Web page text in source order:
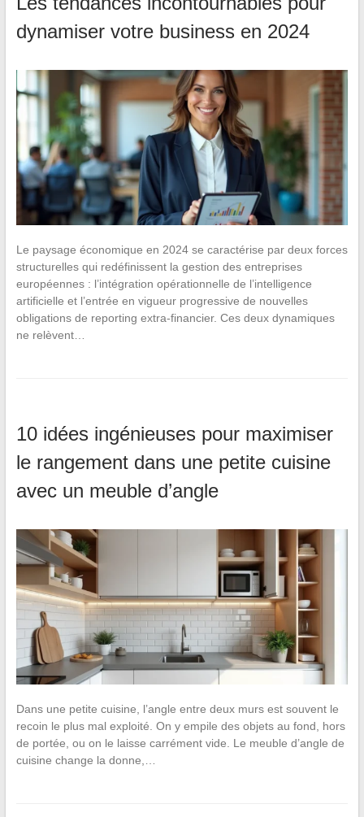
dynamiser votre business en 2024
Le paysage économique en 2024 se caractérise par deux forces
structurelles qui redéfinissent la gestion des entreprises
européennes : l’intégration opérationnelle de l’intelligence
artificielle et l’entrée en vigueur progressive de nouvelles
obligations de reporting extra-financier. Ces deux dynamiques
ne relèvent…
10 idées ingénieuses pour maximiser
le rangement dans une petite cuisine
avec un meuble d’angle
Dans une petite cuisine, l’angle entre deux murs est souvent le
recoin le plus mal exploité. On y empile des objets au fond, hors
de portée, ou on le laisse carrément vide. Le meuble d’angle de
cuisine change la donne,…